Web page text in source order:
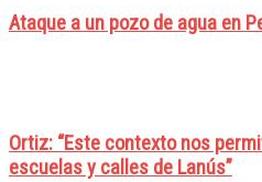
Ataque a un pozo de agua en
Ortiz: “Este contexto nos
escuelas y calles de Lanús”